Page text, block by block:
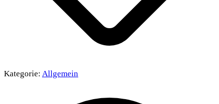
Kategorie: Allgemein